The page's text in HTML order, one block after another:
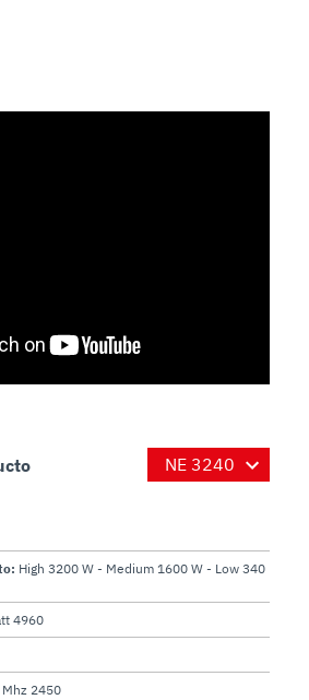
High 3200 W - Medium 1600 W - Low 340
4960
Mhz 2450